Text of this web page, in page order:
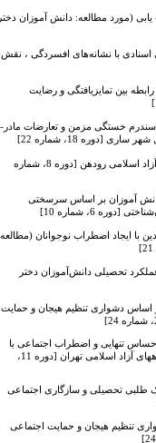
(مورد مطالعه: دانش آموزان دختر
با نشانه‌های افسردگی ، نقش
بین تمایزیافتگی و رضایت
خستگی مزمن و تعارضات مادر-
هنجاریابی نظم جویی هیجانی در دانشگاه آزاد اسلامی رودهن [دوره 8، شماره
آموزان بر اساس سرسختی
6، شماره 10]
با ایجاد اضطراب نوجوانان (مطالعه
تحصیلی دانش‌آموزان دختر
دشواری تنظیم هیجان و حمایت
تنهایی و اضطراب اجتماعی با
نقش تعدیلگر جنسیت در دانشجویان کارشناسی دانشگاههای آزاد اسلامی تهران [دوره 11،
تحصیلی و سازگاری اجتماعی
تنظیم هیجان و حمایت اجتماعی